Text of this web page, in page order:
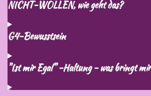
NICHT-WOLLEN, wie geht das?
G4-Bewusstsein
"Ist mir Egal" -Haltung - was bringt